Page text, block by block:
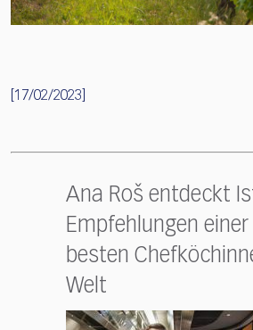
[17/02/2023]
Ana Roš entdeckt
Empfehlungen einer
besten
Welt